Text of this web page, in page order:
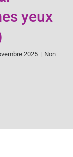
yeux
2025 | Non